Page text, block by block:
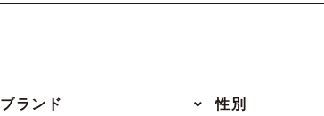
ブランド 性別